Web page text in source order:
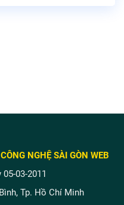
NGHỆ SÀI GÒN WEB
03-2011
Tp. Hồ Chí Minh